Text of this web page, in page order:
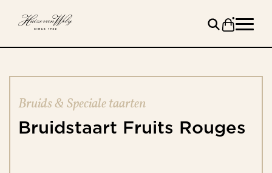
Bruids & Speciale taarten
Bruidstaart Fruits Rouges